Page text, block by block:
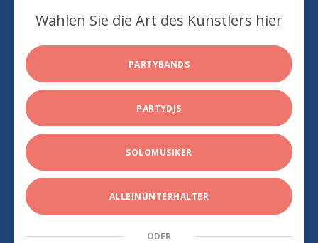
Wählen Sie die Art des Künstlers hier
PARTYBANDS
PARTYDJS
SOLOMUSIKER
ALLEINUNTERHALTER
ODER